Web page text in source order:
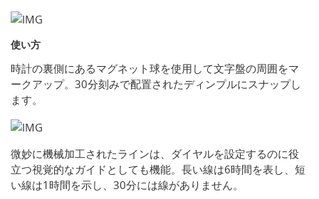
使い方
時計の裏側にあるマグネット球を使用して文字盤の周囲をマ
ークアップ。30分刻みで配置されたディンプルにスナップし
ます。
微妙に機械加工されたラインは、ダイヤルを設定するのに役
立つ視覚的なガイドとしても機能。長い線は6時間を表し、短
い線は1時間を示し、30分には線がありません。